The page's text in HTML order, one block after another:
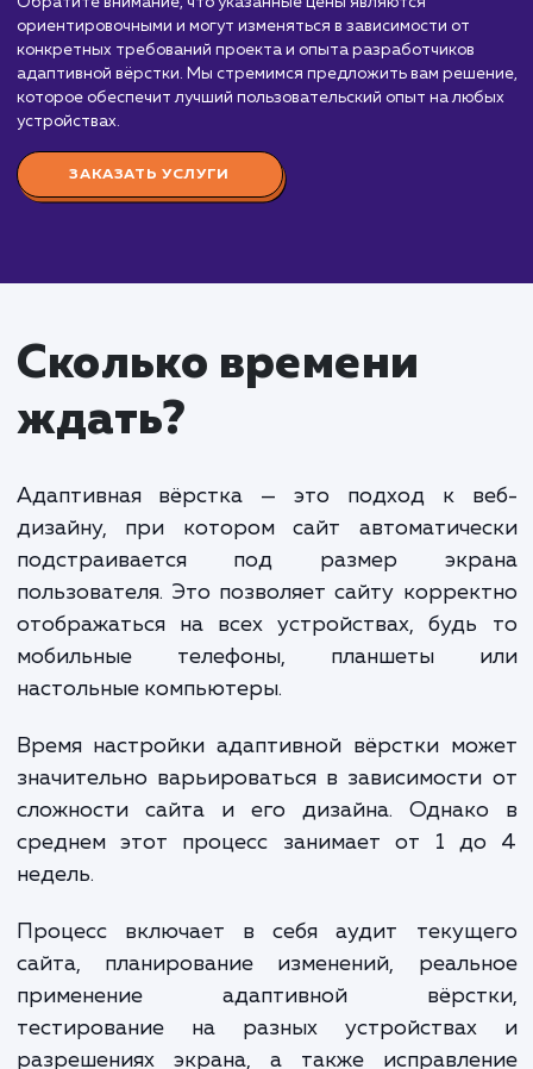
Мы предлагаем услуги по разработке адаптивной
которые позволят вашему сайту корректно и удобно
отображаться на различных устройствах и размерах
Стоимость адаптивной вёрстки зависит от нескольких
факторов, включая сложность дизайна, количество
приблизительный порядок цен:
Средняя адаптивная вёрстка: От 70 000 до
000 рублей. Включает адаптивную вёрстку для
сайтов с большим количеством страниц, сложной
Комплексная адаптивная вёрстка:
рублей и выше. Включает адаптивную вёрстку
сложных веб-приложений и сайтов с широким
функционалом, интеграцией с внешними
динамическим контентом.
Уточнение стоимости разработки адаптивной вёрстки
проекта. Мы готовы обсудить ваши потребности и
предложить индивидуальную оценку стоимости, которая
будет соответствовать вашим требованиям.
Обратите внимание, что указанные цены являются
ориентировочными и могут изменяться в зависимости от
конкретных требований проекта и опыта разработчиков
которое обеспечит лучший пользовательский опыт на
устройствах.
ЗАКАЗАТЬ УСЛУГИ